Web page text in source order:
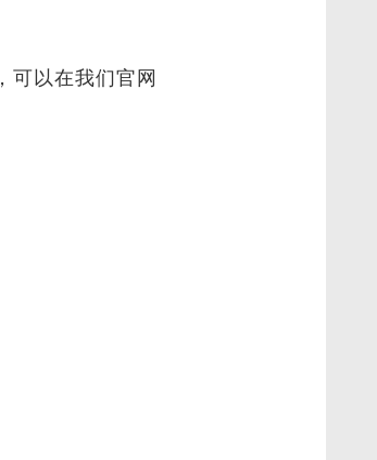
可以在我们官网